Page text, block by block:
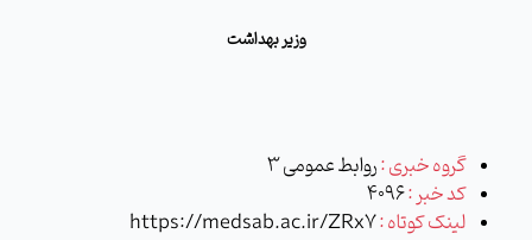
وزیر بهداشت
گروه خبری :روابط عمومی 3
کد خبر :4096
لینک کوتاه :https://medsab.ac.ir/ZRx7